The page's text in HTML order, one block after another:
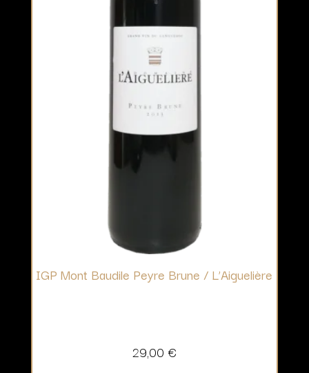
IGP Mont Baudile Peyre Brune / L’Aiguelière
29,00 €